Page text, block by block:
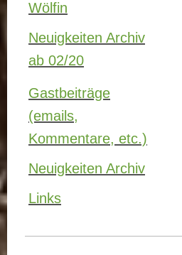
Wölfin
Neuigkeiten Archiv
ab 02/20
Gastbeiträge
(emails,
Kommentare, etc.)
Neuigkeiten Archiv
Links